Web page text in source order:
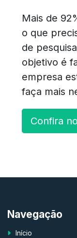
Mais de
o que
de
objetivo é
empresa
faça mais
Confira
Navegação
Início